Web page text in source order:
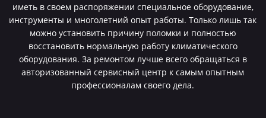
иметь в своем распоряжении специальное оборудование,
инструменты и многолетний опыт работы. Только лишь так
можно установить причину поломки и полностью
восстановить нормальную работу климатического
оборудования. За ремонтом лучше всего обращаться в
авторизованный сервисный центр к самым опытным
профессионалам своего дела.